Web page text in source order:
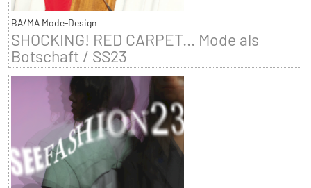
BA/MA Mode-Design
SHOCKING! RED CARPET... Mode als
Botschaft / SS23